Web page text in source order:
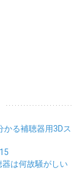
かる補聴器用3Dス
は何故騒がしい